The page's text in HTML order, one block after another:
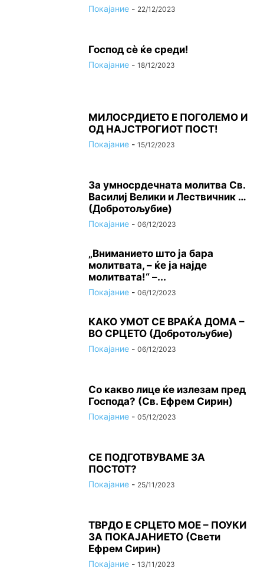
Покајание - 22/12/2023
Господ сѐ ќе среди!
Покајание - 18/12/2023
МИЛОСРДИЕТО Е ПОГОЛЕМО И
ОД НАЈСТРОГИОТ ПОСТ!
Покајание - 15/12/2023
За умносрдечната молитва Св.
Василиј Велики и Лествичник …
(Добротољубие)
Покајание - 06/12/2023
„Вниманието што jа бара
молитвата, – ќе jа најде
молитвата!“ –...
Покајание - 06/12/2023
КАКО УМОТ СЕ ВРАЌА ДОМА –
ВО СРЦЕТО (Добротољубие)
Покајание - 06/12/2023
Со какво лице ќе излезам пред
Господа? (Св. Ефрем Сирин)
Покајание - 05/12/2023
СЕ ПОДГОТВУВАМЕ ЗА
ПОСТОТ?
Покајание - 25/11/2023
ТВРДО Е СРЦЕТО МОЕ – ПОУКИ
ЗА ПОКАЈАНИЕТО (Свети
Ефрем Сирин)
Покајание - 13/11/2023